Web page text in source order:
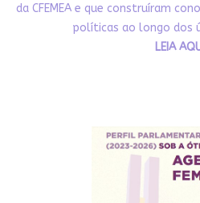
da CFEMEA e que construíram
políticas ao longo dos
LEIA